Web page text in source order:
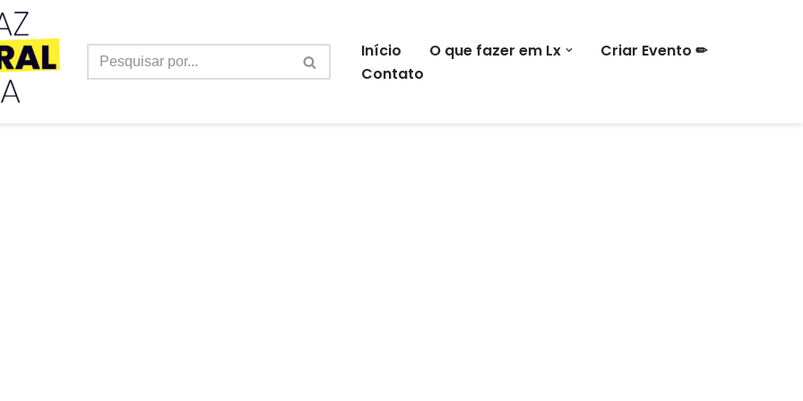
Início O que fazer em Lx
Criar Evento ✏
Contato